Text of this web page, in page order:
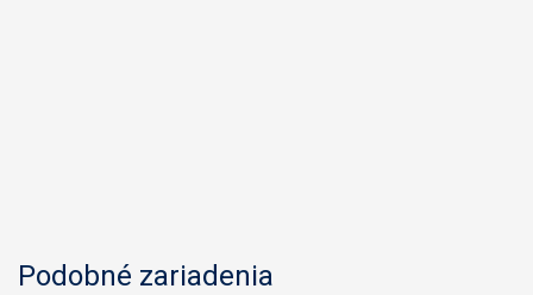
Podobné zariadenia